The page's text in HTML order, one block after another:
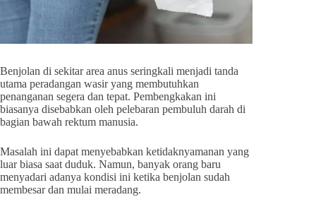
Benjolan di sekitar area anus seringkali menjadi tanda
utama peradangan wasir yang membutuhkan
penanganan segera dan tepat. Pembengkakan ini
biasanya disebabkan oleh pelebaran pembuluh darah di
bagian bawah rektum manusia.
Masalah ini dapat menyebabkan ketidaknyamanan yang
luar biasa saat duduk. Namun, banyak orang baru
menyadari adanya kondisi ini ketika benjolan sudah
membesar dan mulai meradang.